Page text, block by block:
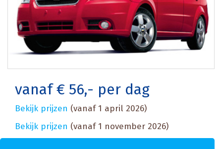
vanaf € 56,- per dag
Bekijk prijzen (vanaf 1 april 2026)
Bekijk prijzen (vanaf 1 november 2026)